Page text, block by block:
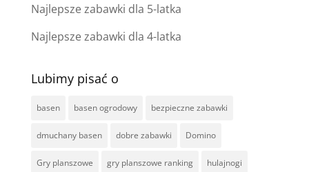
Najlepsze zabawki dla 5-latka
Najlepsze zabawki dla 4-latka
Lubimy pisać o
basen basen ogrodowy bezpieczne zabawki
dmuchany basen dobre zabawki Domino
Gry planszowe gry planszowe ranking hulajnogi